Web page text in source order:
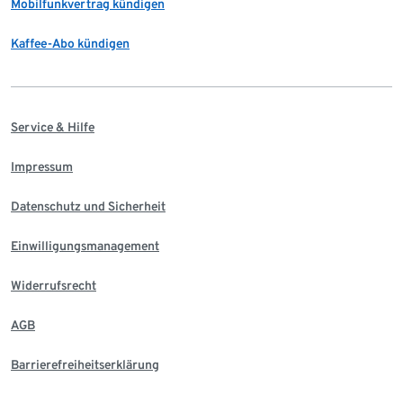
Mobilfunkvertrag kündigen
Kaffee-Abo kündigen
Service & Hilfe
Impressum
Datenschutz und Sicherheit
Einwilligungsmanagement
Widerrufsrecht
AGB
Barrierefreiheitserklärung